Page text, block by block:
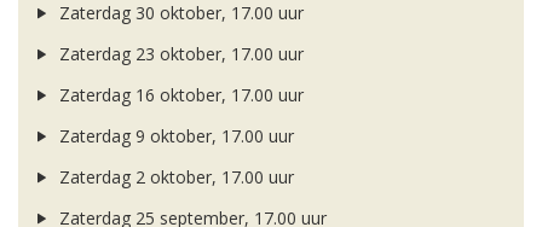
Zaterdag 30 oktober, 17.00 uur
Zaterdag 23 oktober, 17.00 uur
Zaterdag 16 oktober, 17.00 uur
Zaterdag 9 oktober, 17.00 uur
Zaterdag 2 oktober, 17.00 uur
Zaterdag 25 september, 17.00 uur